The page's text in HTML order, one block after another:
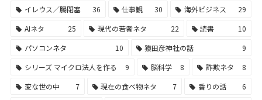
イレウス／腸閉塞
36 仕事観 30 海外ビジネス
29
AIネタ
25 現代の若者ネタ 22 読書
10
パソコンネタ
10 猿田彦神社の話
9
シリーズ マイクロ法人を作る
9 脳科学 8 詐欺ネタ
8
変な世の中
7 現在の食べ物ネタ 7 香りの話
6